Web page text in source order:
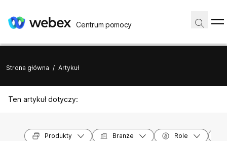
Centrum pomocy
Strona główna / Artykuł
Ten artykuł dotyczy:
Produkty Branże Role